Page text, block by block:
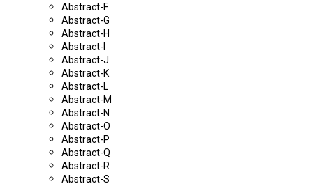
Abstract-F
Abstract-G
Abstract-H
Abstract-I
Abstract-J
Abstract-K
Abstract-L
Abstract-M
Abstract-N
Abstract-O
Abstract-P
Abstract-Q
Abstract-R
Abstract-S